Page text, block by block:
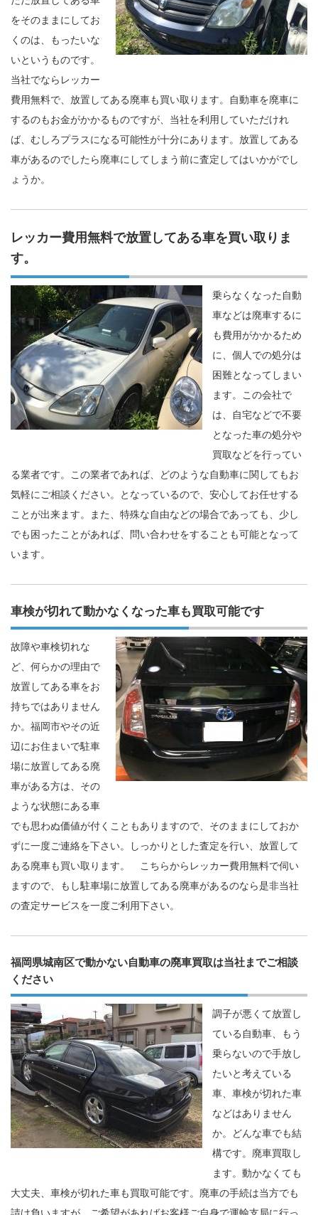
をそのままにしてお
くのは、もったいな
いというものです。
当社でならレッカー
費用無料で、放置してある廃車も買い取ります。自動車を廃車に
するのもお金がかかるものですが、当社を利用していただけれ
ば、むしろプラスになる可能性が十分にあります。放置してある
車があるのでしたら廃車にしてしまう前に査定してはいかがでし
ょうか。
レッカー費用無料で放置してある車を買い取りま
す。
乗らなくなった自動
車などは廃車するに
も費用がかかるため
に、個人での処分は
困難となってしまい
ます。この会社で
は、自宅などで不要
となった車の処分や
買取などを行ってい
る業者です。この業者であれば、どのような自動車に関してもお
気軽にご相談ください。となっているので、安心してお任せする
ことが出来ます。また、特殊な自由などの場合であっても、少し
でも困ったことがあれば、問い合わせをすることも可能となって
います。
車検が切れて動かなくなった車も買取可能です
故障や車検切れな
ど、何らかの理由で
放置してある車をお
持ちではありません
か。福岡市やその近
辺にお住まいで駐車
場に放置してある廃
車がある方は、その
ような状態にある車
でも思わぬ価値が付くこともありますので、そのままにしておか
ずに一度ご連絡を下さい。しっかりとした査定を行い、放置して
ある廃車も買い取ります。 こちらからレッカー費用無料で伺い
ますので、もし駐車場に放置してある廃車があるのなら是非当社
の査定サービスを一度ご利用下さい。
福岡県城南区で動かない自動車の廃車買取は当社までご相談
ください
調子が悪くて放置し
ている自動車、もう
乗らないので手放し
たいと考えている
車、車検が切れた車
などはありません
か。どんな車でも結
構です。廃車買取し
ます。動かなくても
大丈夫、車検が切れた車も買取可能です。廃車の手続は当方でも